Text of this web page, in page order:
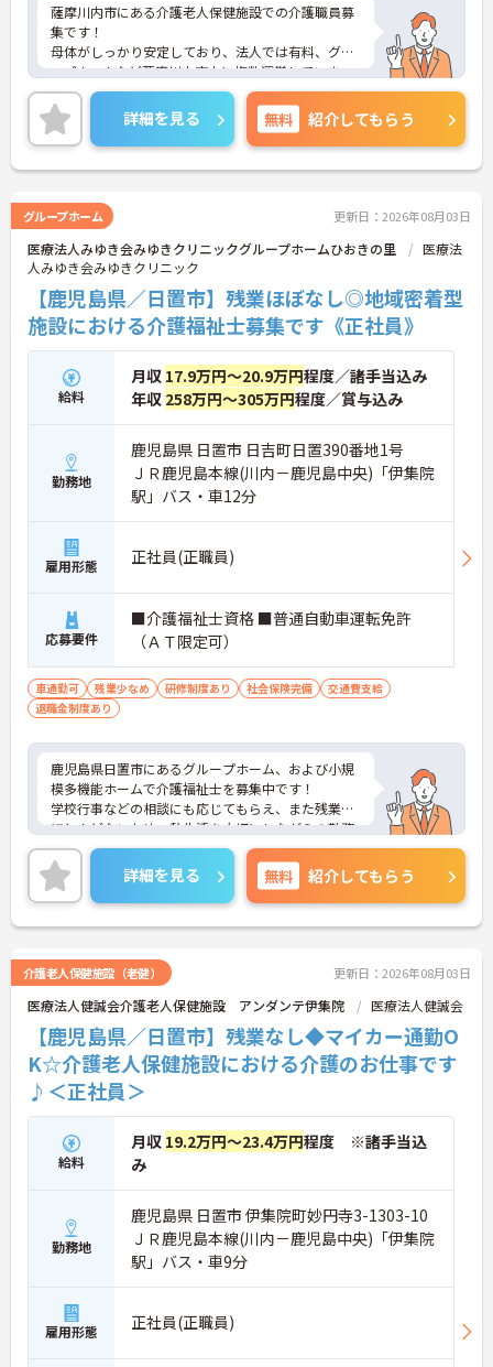
薩摩川内市にある介護老人保健施設での介護職員募
集です！
母体がしっかり安定しており、法人では有料、グル
ープホームなど薩摩川内市内に複数運営していま
す。
「子育てサポート企業」として、厚生労働大臣の認
定（くるみん認定）を受けています！
保育所の設置や育児休業の取得実績など、従業員の
仕事と子育ての両立支援に積極的に取り組みをされ
す！
ご興味がある方は是非一度マイナビまでお問合せ下
さい。更に詳細などお伝えします。
詳細を見る 無料 紹介してもらう
グループホーム 更新日：2026年08月03日
医療法人みゆき会みゆきクリニックグループホームひおきの里
医療法
人みゆき会みゆきクリニック
【鹿児島県／日置市】残業ほぼなし◎地域密着型
施設における介護福祉士募集です《正社員》
給料
月収 17.9万円～20.9万円程度／諸手当込み
年収 258万円～305万円程度／賞与込み
勤務地
鹿児島県 日置市 日吉町日置390番地1号
ＪＲ鹿児島本線(川内－鹿児島中央)「伊集院
駅」バス・車12分
雇用形態 正社員(正職員)
応募要件
■介護福祉士資格 ■普通自動車運転免許
（ＡＴ限定可）
車通勤可 残業少なめ 研修制度あり 社会保険完備
交通費支給
退職金制度あり
鹿児島県日置市にあるグループホーム、および小規
模多機能ホームで介護福祉士を募集中です！
学校行事などの相談にも応じてもらえ、また残業も
ほとんどないため、私生活を大切にしながらの勤務
も可能◎
ご興味ある方には、面接対策ポイントなど、詳細を
お話しいたしますのでお気軽にご相談ください。
詳細を見る 無料 紹介してもらう
介護老人保健施設（老健） 更新日：2026年08月03日
医療法人健誠会介護老人保健施設 アンダンテ伊集院 医療法人健誠会
【鹿児島県／日置市】残業なし◆マイカー通勤O
K☆介護老人保健施設における介護のお仕事です
♪＜正社員＞
給料
月収 19.2万円～23.4万円程度 ※諸手当込
み
勤務地
鹿児島県 日置市 伊集院町妙円寺3-1303-10
ＪＲ鹿児島本線(川内－鹿児島中央)「伊集院
駅」バス・車9分
雇用形態 正社員(正職員)